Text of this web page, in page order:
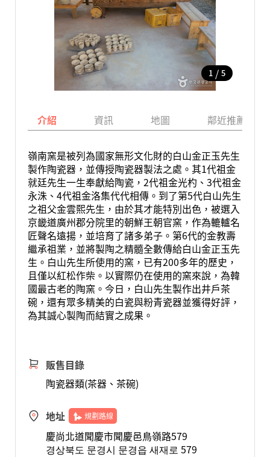
1 / 5
介紹 資訊 地圖 鄰近推薦景點
嶺南窯是被列為國家無形文化財的白山金正玉先生
製作陶瓷器，並傳授陶瓷器製法之處。其1代祖金
就廷先生一生奉獻給陶瓷，2代祖金光杓、3代祖金
永洙、4代祖金洛集代代相傳。到了第5代白山先生
之祖父金雲熙先生，由於其才能特別出色，被選入
京畿道廣州郡分院里的朝鮮王朝官窯，作為轆轤名
匠聲名遠揚，並培育了諸多弟子。第6代的金教壽
繼承祖業，並將製陶之精髓全數傳給白山金正玉先
生。白山先生所使用的窯，已有200多年的歷史，
且僅以紅松作柴。以實際仍在使用的窯來說，為韓
國最古老的陶窯。今日，白山先生製作出井戶茶
碗，還有眾多精美的白瓷與粉青瓷器並獲得好評，
為其誠心製陶而結實之成果。
販售目錄
陶瓷器類(茶器、茶碗)
地址 規劃路線
慶尚北道聞慶市聞慶邑鳥嶺路579
경상북도 문경시 문경읍 새재로 579